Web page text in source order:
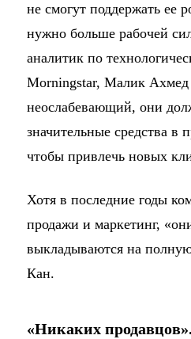
не смогут поддержать ее
нужно больше рабочей
аналитик по
Morningstar, Малик
неослабевающий, они
значительные средства в
чтобы привлечь новых
Хотя в последние годы
продажи и маркетинг,
выкладываются на
Кан.
«Никаких продавцов».